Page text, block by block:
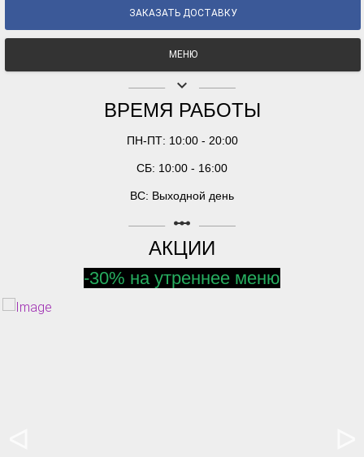
ЗАКАЗАТЬ ДОСТАВКУ
МЕНЮ
keyboard_arrow_down
ВРЕМЯ РАБОТЫ
ПН-ПТ: 10:00 - 20:00
СБ: 10:00 - 16:00
ВС: Выходной день
linear_scale
АКЦИИ
-30% на утреннее меню